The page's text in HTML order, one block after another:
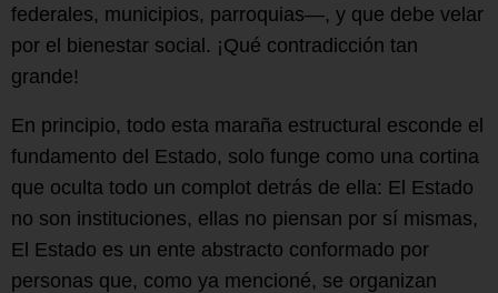
federales, municipios, parroquias—, y que debe velar
por el bienestar social. ¡Qué contradicción tan
grande!
En principio, todo esta maraña estructural esconde el
fundamento del Estado, solo funge como una cortina
que oculta todo un complot detrás de ella: El Estado
no son instituciones, ellas no piensan por sí mismas,
El Estado es un ente abstracto conformado por
personas que, como ya mencioné, se organizan